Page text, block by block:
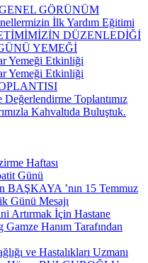
GÖRÜNÜM
İlk Yardım Eğitimi
DÜZENLEDİĞİ
YEMEĞİ
Yemeği Etkinliği
Yemeği Etkinliği
Toplantımız
Kahvaltıda Buluştuk.
Haftası
Günü
BAŞKAYA ’nın 15 Temmuz
Günü Mesajı
Artırmak İçin Hastane
Gamze Hanım Tarafından
ve Hastalıkları Uzmanı